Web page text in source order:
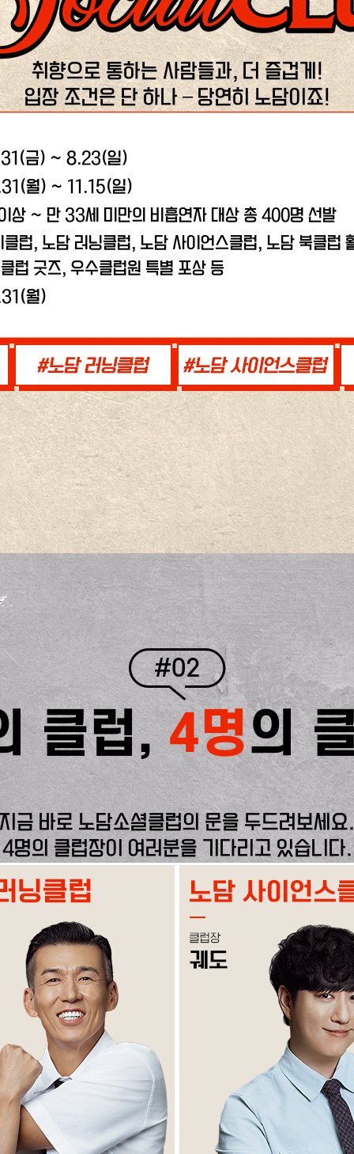
취향으로 통하는 사람들과, 더 즐겁게!
입장 조건은 단 하나 – 당연히 노담이죠!
금) ~ 8.23(일)
월) ~ 11.15(일)
상 ~ 만 33세 미만의 비흡연자 대상 총 400명 선발
클럽, 노담 러닝클럽, 노담 사이언스클럽, 노담 북클럽
럽 굿즈, 우수클럽원 특별 포상 등
월)
#02
클럽,4명의
지금 바로 노담소셜클럽의 문을 두드려보세요.
4명의 클럽장이 여러분을 기다리고 있습니다.